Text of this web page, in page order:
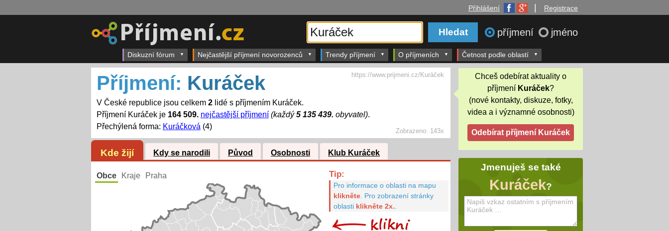
Přihlášení Registrace
příjmení jméno
Diskuzní fórum Nejčastější příjmení novorozenců Trendy příjmení O příjmeních Četnost podle oblastí
Zobrazeno: 143x
Příjmení: Kuráček
V České republice jsou celkem 2lidé s příjmením Kuráček.
Příjmení Kuráček je 164 509. nejčastější příjmení (každý5 135 439. obyvatel).
Přechýlená forma: Kuráčková (4)
https://www.prijmeni.cz/Kuráček
Kde žijí Kdy se narodili Původ Osobnosti Klub Kuráček
Obce Kraje Praha Tip:
Pro informace o oblasti na mapu
klikněte. Pro zobrazení stránky
oblasti klikněte 2x.
Chceš odebírat aktuality o
příjmení Kuráček?
(nové kontakty, diskuze, fotky,
videa a i významné osobnosti)
Jmenuješ se také
Kuráček?